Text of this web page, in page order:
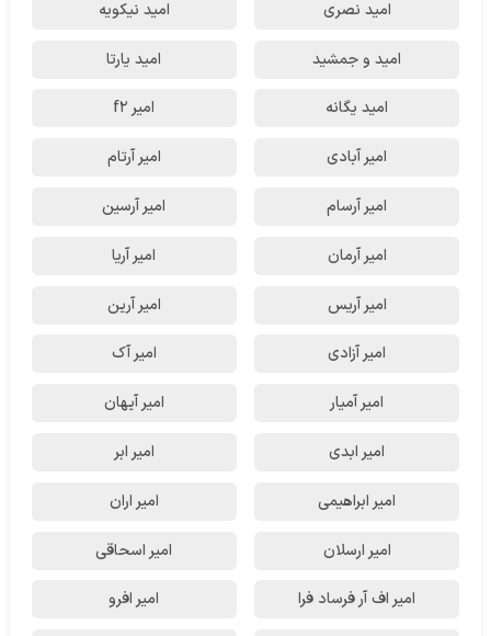
امید نصری امید نیکویه
امید و جمشید امید یارتا
امید یگانه امیر f2
امیر آبادی امیر آرتام
امیر آرسام امیر آرسین
امیر آرمان امیر آریا
امیر آریس امیر آرین
امیر آزادی امیر آک
امیر آمیار امیر آیهان
امیر ابدی امیر ابر
امیر ابراهیمی امیر اران
امیر ارسلان امیر اسحاقی
امیر اف آر فرساد فرا امیر افرو